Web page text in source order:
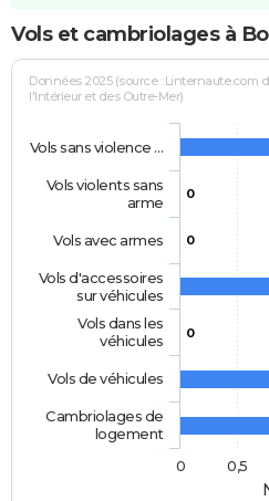
Vols et cambriolages à
Données 2025 (source : Linternaute.com
l'Intérieur et des Outre-Mer)
0
0
0
Vols sans violence …
Vols violents sans
arme
Vols avec armes
Vols d'accessoires
sur véhicules
Vols dans les
véhicules
Vols de véhicules
Cambriolages de
logement
0
0,5